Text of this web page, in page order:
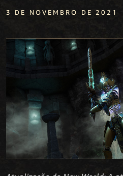
3 DE NOVEMBRO DE 2021